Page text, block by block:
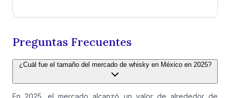
Preguntas Frecuentes
¿Cuál fue el tamaño del mercado de whisky en México en 2025?
En 2025, el mercado alcanzó un valor de alrededor de